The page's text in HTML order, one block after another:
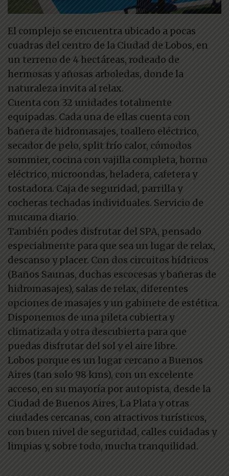
El complejo se encuentra ubicado a pocas
cuadras del centro de la Ciudad de Lobos, en
un terreno de 4 hectáreas, rodeado de
hermosas y añosas arboledas, donde la
naturaleza invita al relax.
Cuenta con 32 unidades totalmente
equipadas. Cada una de ellas cuenta con
bañera de hidromasajes, toallero eléctrico,
secador de pelo, split frío calor, cómodos
sommier, cocina con vajilla completa, horno
eléctrico, microondas, heladera, cafetera y
tostadora. Caja de seguridad, parrilla y
cocheras techadas individuales. Servicio de
mucama diario.
También podes disfrutar del SPA, pensado
especialmente para que sea un lugar de relax,
descanso y placer. Con dos circuitos hídricos
(Baños Saunas, duchas escocesas y bañeras de
hidromasajes), salas de relax, diferentes
opciones de masajes y un gabinete de estética.
Disponemos de una pileta cubierta y
climatizada y otra descubierta para que
puedas disfrutar del sol y el aire libre.
Lobos porque es un lugar cercano a Buenos
Aires (tan solo 98 kms), con un excelente
acceso, en su mayoría por autopista, desde la
Ciudad de Buenos Aires, La Plata y otras
ciudades cercanas, con atractivos turísticos,
con buen nivel de seguridad, calles cuidadas y
limpias y, sobre todo, mucha tranquilidad.